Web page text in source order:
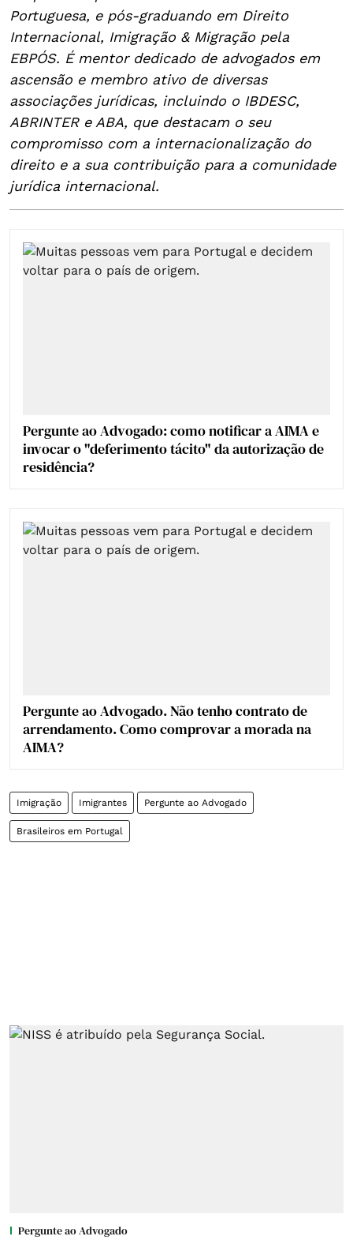
Portuguesa, e pós-graduando em Direito
Internacional, Imigração & Migração pela
EBPÓS. É mentor dedicado de advogados em
ascensão e membro ativo de diversas
associações jurídicas, incluindo o IBDESC,
ABRINTER e ABA, que destacam o seu
compromisso com a internacionalização do
direito e a sua contribuição para a comunidade
jurídica internacional.
Pergunte ao Advogado: como notificar a AIMA e
invocar o "deferimento tácito" da autorização de
residência?
Pergunte ao Advogado. Não tenho contrato de
arrendamento. Como comprovar a morada na
AIMA?
Imigração Imigrantes Pergunte ao Advogado
Brasileiros em Portugal
Pergunte ao Advogado